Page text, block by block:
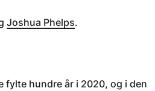
Joshua Phelps.
fylte hundre år i 2020, og i den